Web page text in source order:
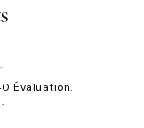
Évaluation.